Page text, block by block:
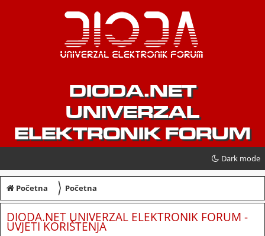
DIODA.NET
UNIVERZAL
ELEKTRONIK FORUM
Dark mode
Početna 〉 Početna
DIODA.NET UNIVERZAL ELEKTRONIK FORUM -
UVJETI KORIŠTENJA